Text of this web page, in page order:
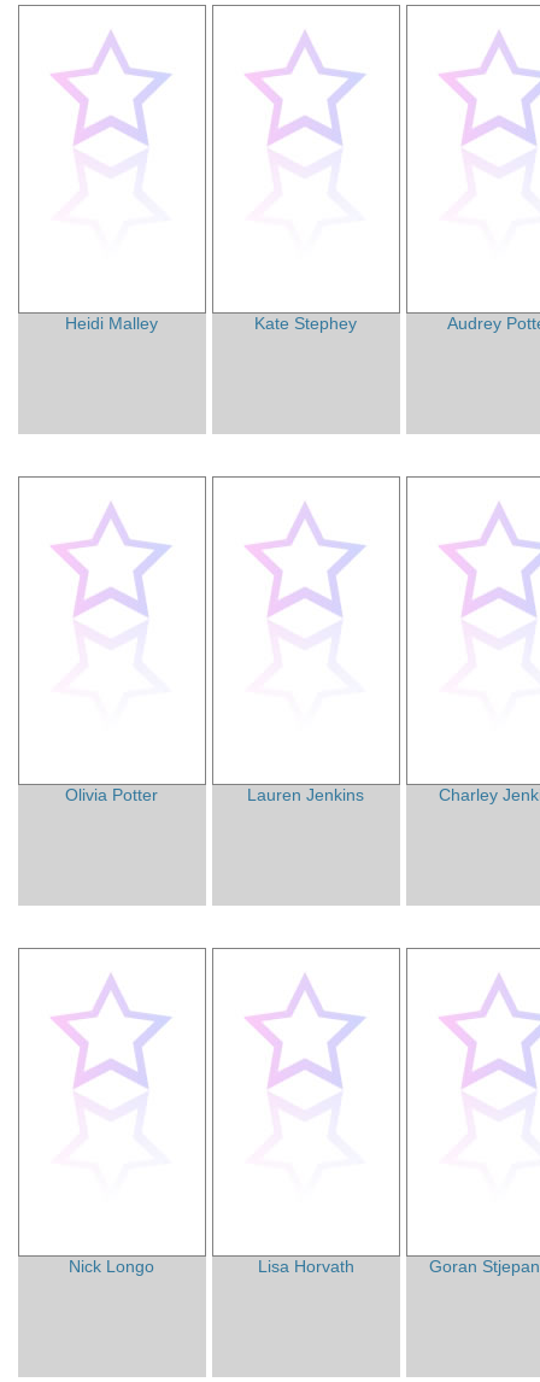
Heidi Malley Kate Stephey Audrey
Olivia Potter Lauren Jenkins Charley
Nick Longo Lisa Horvath Goran